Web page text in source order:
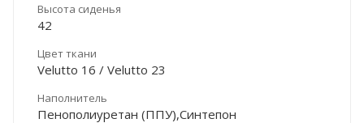
Высота сиденья
42
Цвет ткани
Velutto 16 / Velutto 23
Наполнитель
Пенополиуретан (ППУ),Синтепон